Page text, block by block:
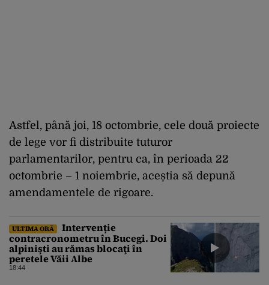
Astfel, până joi, 18 octombrie, cele două proiecte
de lege vor fi distribuite tuturor
parlamentarilor, pentru ca, în perioada 22
octombrie – 1 noiembrie, aceștia să depună
amendamentele de rigoare.
ULTIMA ORĂ
Intervenție
contracronometru în Bucegi. Doi
alpinişti au rămas blocaţi în
peretele Văii Albe
18:44